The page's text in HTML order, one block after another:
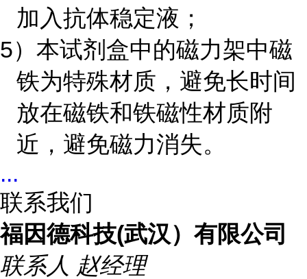
加入抗体稳定液；
5）本试剂盒中的磁力架中磁
铁为特殊材质，避免长时间
放在磁铁和铁磁性材质附
近，避免磁力消失。
...
联系我们
福因德科技(武汉）有限公司
联系人 赵经理